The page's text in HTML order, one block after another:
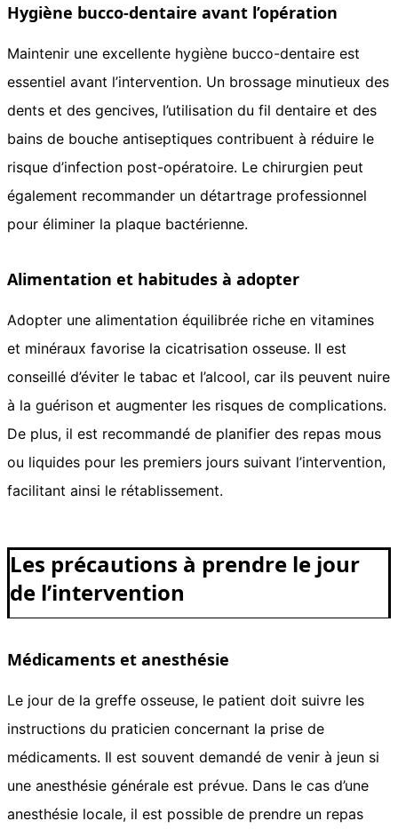
Hygiène bucco-dentaire avant l’opération
Maintenir une excellente hygiène bucco-dentaire est
essentiel avant l’intervention. Un brossage minutieux des
dents et des gencives, l’utilisation du fil dentaire et des
bains de bouche antiseptiques contribuent à réduire le
risque d’infection post-opératoire. Le chirurgien peut
également recommander un détartrage professionnel
pour éliminer la plaque bactérienne.
Alimentation et habitudes à adopter
Adopter une alimentation équilibrée riche en vitamines
et minéraux favorise la cicatrisation osseuse. Il est
conseillé d’éviter le tabac et l’alcool, car ils peuvent nuire
à la guérison et augmenter les risques de complications.
De plus, il est recommandé de planifier des repas mous
ou liquides pour les premiers jours suivant l’intervention,
facilitant ainsi le rétablissement.
Les précautions à prendre le jour
de l’intervention
Médicaments et anesthésie
Le jour de la greffe osseuse, le patient doit suivre les
instructions du praticien concernant la prise de
médicaments. Il est souvent demandé de venir à jeun si
une anesthésie générale est prévue. Dans le cas d’une
anesthésie locale, il est possible de prendre un repas